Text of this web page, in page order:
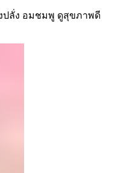
ปลั่ง อมชมพู ดูสุขภาพดี